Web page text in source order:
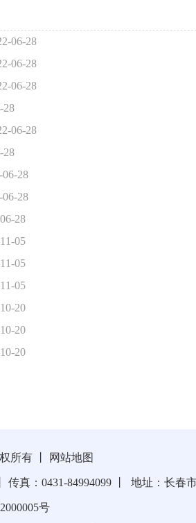
06-28
06-28
06-28
28
06-28
28
06-28
06-28
28
05
05
05
20
20
20
所有 网站地图
传真：0431-84994099 地址：长春
号